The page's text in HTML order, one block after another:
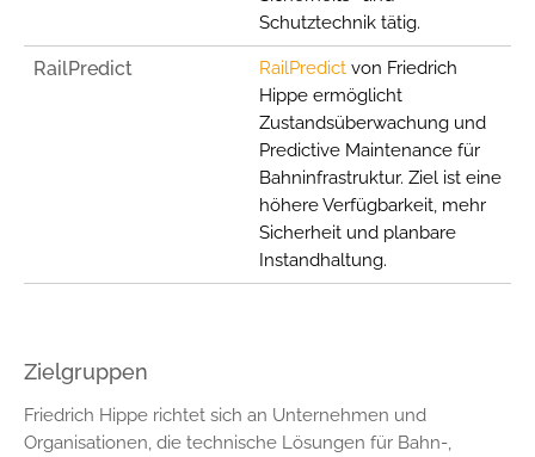
Schutztechnik tätig.
RailPredict RailPredictvon Friedrich
Hippe ermöglicht
Zustandsüberwachung und
Predictive Maintenance für
Bahninfrastruktur. Ziel ist eine
höhere Verfügbarkeit, mehr
Sicherheit und planbare
Instandhaltung.
Zielgruppen
Friedrich Hippe richtet sich an Unternehmen und
Organisationen, die technische Lösungen für Bahn-,